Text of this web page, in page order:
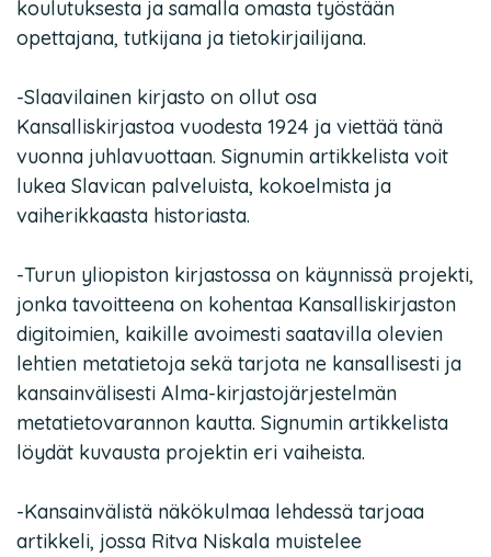
koulutuksesta ja samalla omasta työstään
opettajana, tutkijana ja tietokirjailijana.
-Slaavilainen kirjasto on ollut osa
Kansalliskirjastoa vuodesta 1924 ja viettää tänä
vuonna juhlavuottaan. Signumin artikkelista voit
lukea Slavican palveluista, kokoelmista ja
vaiherikkaasta historiasta.
-Turun yliopiston kirjastossa on käynnissä projekti,
jonka tavoitteena on kohentaa Kansalliskirjaston
digitoimien, kaikille avoimesti saatavilla olevien
lehtien metatietoja sekä tarjota ne kansallisesti ja
kansainvälisesti Alma-kirjastojärjestelmän
metatietovarannon kautta. Signumin artikkelista
löydät kuvausta projektin eri vaiheista.
-Kansainvälistä näkökulmaa lehdessä tarjoaa
artikkeli, jossa Ritva Niskala muistelee